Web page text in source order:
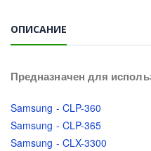
ОПИСАНИЕ
Предназначен для
Samsung - CLP-360
Samsung - CLP-365
Samsung - CLX-3300